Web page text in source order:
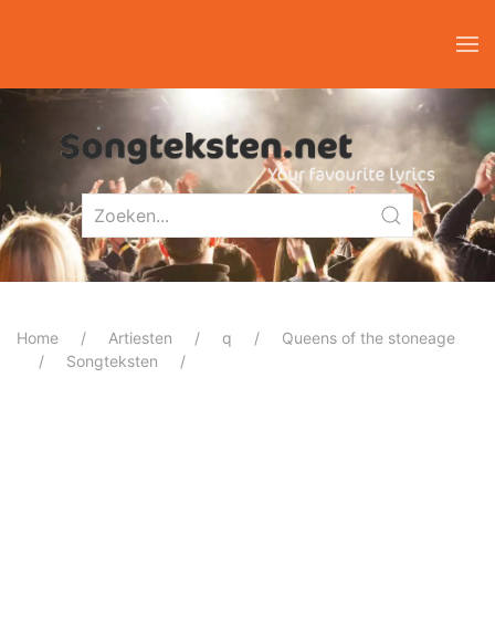
Home Artiesten q
Queens of the stoneage
Songteksten